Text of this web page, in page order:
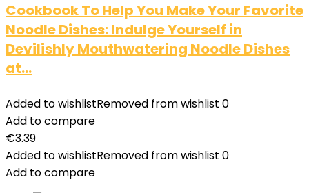
Cookbook To Help You Make Your Favorite
Noodle Dishes: Indulge Yourself in
Devilishly Mouthwatering Noodle Dishes
at…
Added to wishlistRemoved from wishlist 0
Add to compare
€3.39
Added to wishlistRemoved from wishlist 0
Add to compare